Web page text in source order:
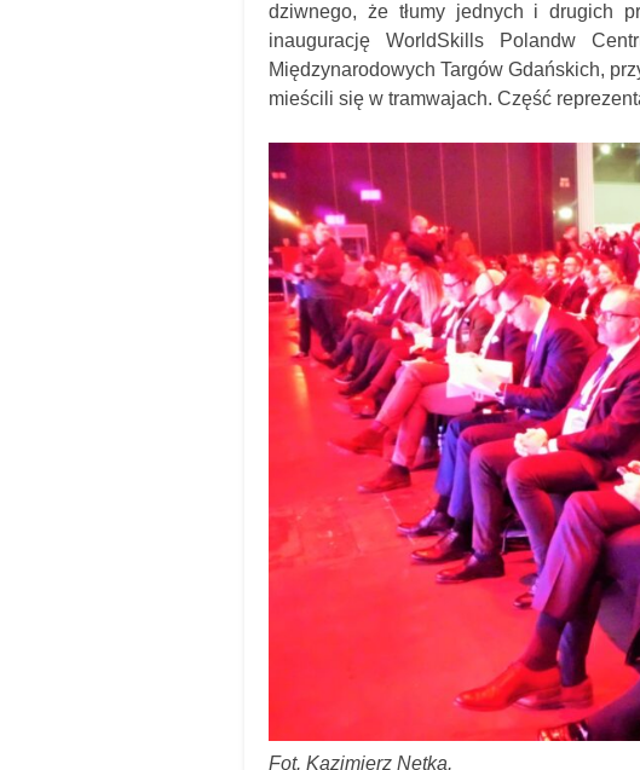
dziwnego, że tłumy jednych i drugich
inaugurację WorldSkills Polandw
Międzynarodowych Targów Gdańskich,
mieścili się w tramwajach. Część
Fot. Kazimierz Netka.